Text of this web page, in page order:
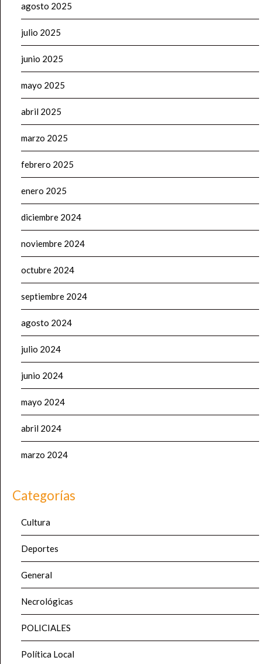
agosto 2025
julio 2025
junio 2025
mayo 2025
abril 2025
marzo 2025
febrero 2025
enero 2025
diciembre 2024
noviembre 2024
octubre 2024
septiembre 2024
agosto 2024
julio 2024
junio 2024
mayo 2024
abril 2024
marzo 2024
Categorías
Cultura
Deportes
General
Necrológicas
POLICIALES
Política Local